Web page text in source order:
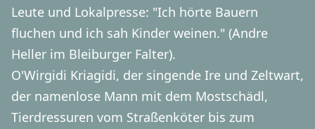
Leute und Lokalpresse: "Ich hörte Bauern
fluchen und ich sah Kinder weinen." (Andre
Heller im Bleiburger Falter).
O'Wirgidi Kriagidi, der singende Ire und Zeltwart,
der namenlose Mann mit dem Mostschädl,
Tierdressuren vom Straßenköter bis zum